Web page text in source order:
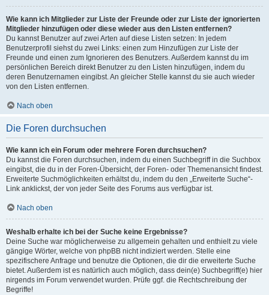
Wie kann ich Mitglieder zur Liste der Freunde oder zur Liste der ignorierten
Mitglieder hinzufügen oder diese wieder aus den Listen entfernen?
Du kannst Benutzer auf zwei Arten auf diese Listen setzen: In jedem
Benutzerprofil siehst du zwei Links: einen zum Hinzufügen zur Liste der
Freunde und einen zum Ignorieren des Benutzers. Außerdem kannst du im
persönlichen Bereich direkt Benutzer zu den Listen hinzufügen, indem du
deren Benutzernamen eingibst. An gleicher Stelle kannst du sie auch wieder
von den Listen entfernen.
Nach oben
Die Foren durchsuchen
Wie kann ich ein Forum oder mehrere Foren durchsuchen?
Du kannst die Foren durchsuchen, indem du einen Suchbegriff in die Suchbox
eingibst, die du in der Foren-Übersicht, der Foren- oder Themenansicht findest.
Erweiterte Suchmöglichkeiten erhältst du, indem du den „Erweiterte Suche“-
Link anklickst, der von jeder Seite des Forums aus verfügbar ist.
Nach oben
Weshalb erhalte ich bei der Suche keine Ergebnisse?
Deine Suche war möglicherweise zu allgemein gehalten und enthielt zu viele
gängige Wörter, welche von phpBB nicht indiziert werden. Stelle eine
spezifischere Anfrage und benutze die Optionen, die dir die erweiterte Suche
bietet. Außerdem ist es natürlich auch möglich, dass dein(e) Suchbegriff(e) hier
nirgends im Forum verwendet wurden. Prüfe ggf. die Rechtschreibung der
Begriffe!